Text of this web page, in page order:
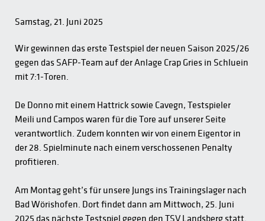
Samstag, 21. Juni 2025
Wir gewinnen das erste Testspiel der neuen Saison 2025/26
gegen das SAFP-Team auf der Anlage Crap Gries in Schluein
mit 7:1-Toren.
De Donno mit einem Hattrick sowie Cavegn, Testspieler
Meili und Campos waren für die Tore auf unserer Seite
verantwortlich. Zudem konnten wir von einem Eigentor in
der 28. Spielminute nach einem verschossenen Penalty
profitieren.
Am Montag geht’s für unsere Jungs ins Trainingslager nach
Bad Wörishofen. Dort findet dann am Mittwoch, 25. Juni
2025 das nächste Testspiel gegen den TSV Landsberg statt.